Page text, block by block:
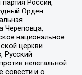
России,
Орден
Череповца,
национальное
церкви
Русский
нелегальной
совести и о